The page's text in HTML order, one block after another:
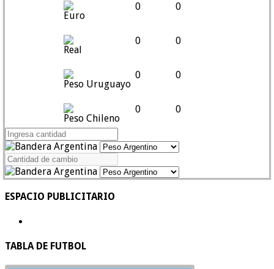
Euro
0 0
Real
0 0
Peso Uruguayo
0 0
Peso Chileno
0 0
ESPACIO PUBLICITARIO
TABLA DE FUTBOL